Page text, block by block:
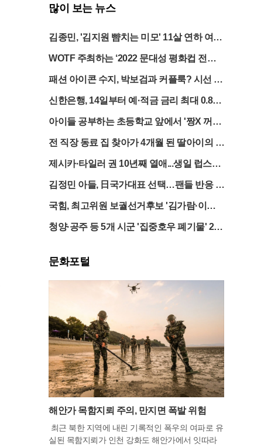
많이 보는 뉴스
김종민, '김지원 뺨치는 미모' 11살 연하 여친
WOTF 주최하는 ‘2022 문대성 평화컵 전국
패션 아이콘 수지, 박보검과 커플룩? 시선 사
신한은행, 14일부터 예·적금 금리 최대 0.8%
아이들 공부하는 초등학교 앞에서 '짱X 꺼져
전 직장 동료 집 찾아가 4개월 된 딸아이의 눈
제시카·타일러 권 10년째 열애...생일 럽스타
김정민 아들, 日국가대표 선택…팬들 반응 엇
국힘, 최고위원 보궐선거후보 '김가람·이종
청양·공주 등 5개 시군 '집중호우 폐기물' 2만
문화포털
해안가 목함지뢰 주의, 만지면 폭발 위험
최근 북한 지역에 내린 기록적인 폭우의 여파로 유
실된 목함지뢰가 인천 강화도 해안가에서 잇따라